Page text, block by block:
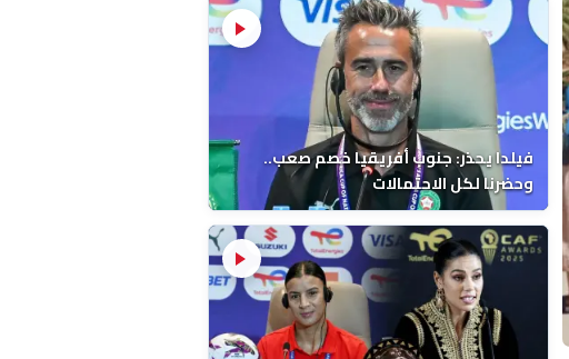
فيلدا يحذر: جنوب أفريقيا خصم صعب..
وحضرنا لكل الاحتمالات